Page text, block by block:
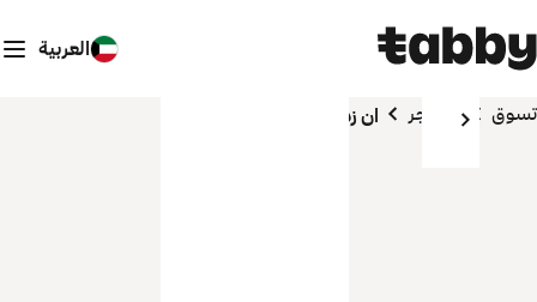
العربية
تسوق المتاجر ان زد لاين